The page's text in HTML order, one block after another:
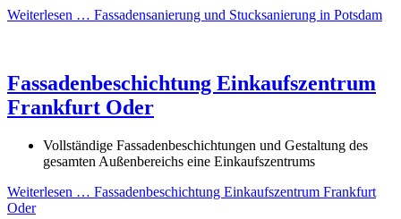
Weiterlesen … Fassadensanierung und Stucksanierung in Potsdam
Fassadenbeschichtung Einkaufszentrum
Frankfurt Oder
Vollständige Fassadenbeschichtungen und Gestaltung des
gesamten Außenbereichs eine Einkaufszentrums
Weiterlesen … Fassadenbeschichtung Einkaufszentrum Frankfurt
Oder